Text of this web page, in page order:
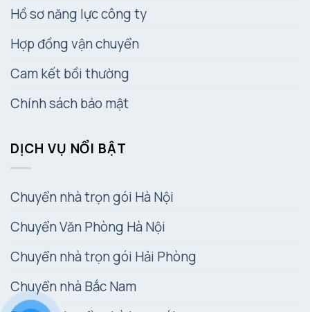
Hồ sơ năng lực công ty
Hợp đồng vận chuyển
Cam kết bồi thường
Chính sách bảo mật
DỊCH VỤ NỔI BẬT
Chuyển nhà trọn gói Hà Nội
Chuyển Văn Phòng Hà Nội
Chuyển nhà trọn gói Hải Phòng
Chuyển nhà Bắc Nam